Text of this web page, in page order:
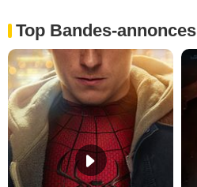
Top Bandes-annonces